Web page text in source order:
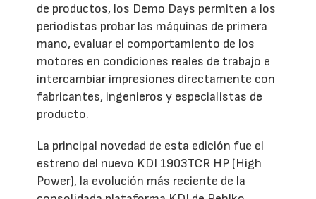
de productos, los Demo Days permiten a los
periodistas probar las máquinas de primera
mano, evaluar el comportamiento de los
motores en condiciones reales de trabajo e
intercambiar impresiones directamente con
fabricantes, ingenieros y especialistas de
producto.
La principal novedad de esta edición fue el
estreno del nuevo KDI 1903TCR HP (High
Power), la evolución más reciente de la